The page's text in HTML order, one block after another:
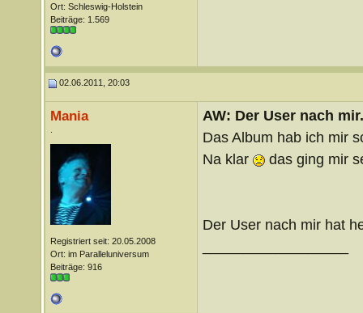
Ort: Schleswig-Holstein
Beiträge: 1.569
02.06.2011, 20:03
Mania
Registriert seit: 20.05.2008
Ort: im Paralleluniversum
Beiträge: 916
AW: Der User nach
Das Album hab ich mir
Na klar
das ging mir
Der User nach mir hat